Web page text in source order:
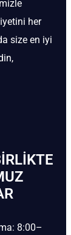
her
size en iyi
8:00–